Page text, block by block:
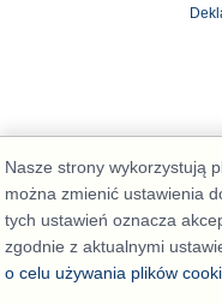
Nasze strony wykorzystują
można zmienić ustawienia
tych ustawień oznacza
zgodnie z aktualnymi
o celu używania plików